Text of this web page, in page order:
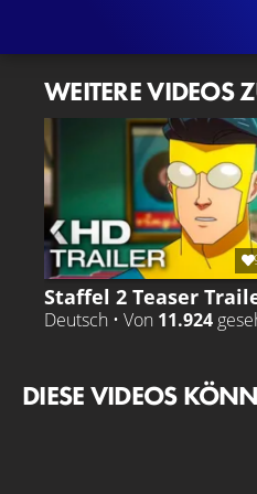
WEITERE VIDEOS
Staffel 2 Teaser
Deutsch • Von 11.924
DIESE VIDEOS